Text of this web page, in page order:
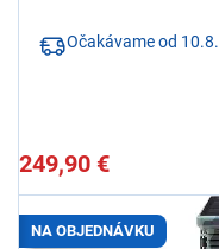
Očakávame od 10.8.
249,90 €
NA OBJEDNÁVKU